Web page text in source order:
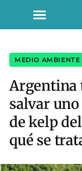
MEDIO AMBIENTE
Argentina
salvar
de kelp
qué se